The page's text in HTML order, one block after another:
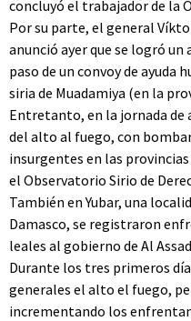
concluyó el trabajador de la
Por su parte, el general
anunció ayer que se logró
paso de un convoy de ayuda
siria de Muadamiya (en la
Entretanto, en la jornada de
del alto al fuego, con
insurgentes en las
el Observatorio Sirio de
También en Yubar, una
Damasco, se registraron
leales al gobierno de Al
Durante los tres primeros
generales el alto el fuego,
incrementando los